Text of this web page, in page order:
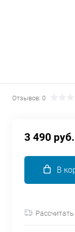
Отзывов: 0
3 490 руб.
В
об оплате